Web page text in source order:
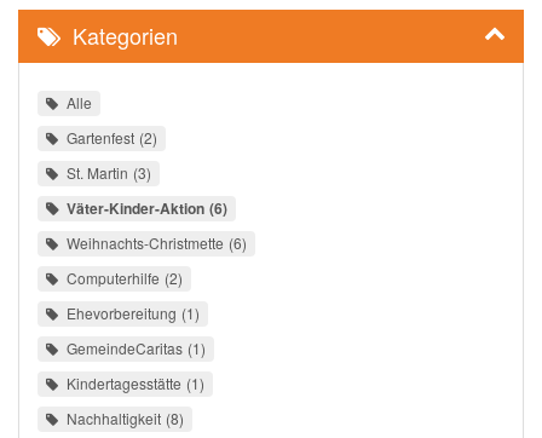
Kategorien
Alle
Gartenfest 2
St. Martin 3
Väter-Kinder-Aktion 6
Weihnachts-Christmette 6
Computerhilfe 2
Ehevorbereitung 1
GemeindeCaritas 1
Kindertagesstätte 1
Nachhaltigkeit 8